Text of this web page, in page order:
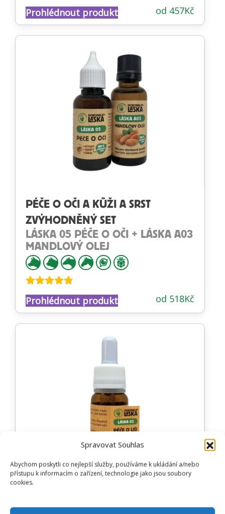
Spravovat Souhlas
Abychom poskytli co nejlepší služby, používáme k ukládání a/nebo
přístupu k informacím o zařízení, technologie jako jsou soubory
cookies.
Hodnocení
4.57z 5 od 457Kč
Prohlédnout produkt
PÉČE O OČI A KŮŽI A SRST
ZVÝHODNĚNÝ SET
LÁSKA 05 PÉČE O OČI + LÁSKA A03
MANDLOVÝ OLEJ
Hodnocení
4.73z 5 od 518Kč
Prohlédnout produkt
A PREVENCE ZÁNĚTU